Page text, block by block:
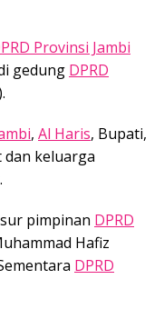
Provinsi Jambi
gedung DPRD
, Al Haris, Bupati,
keluarga
pimpinan DPRD
Hafiz
DPRD